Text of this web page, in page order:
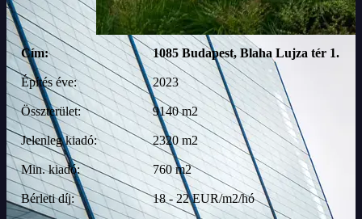
Cím: 1085 Budapest, Blaha Lujza tér 1.
Építés éve: 2023
Összterület: 9140 m2
Jelenleg kiadó: 2320 m2
Min. kiadó: 760 m2
Bérleti díj: 18 - 22 EUR/m2/hó